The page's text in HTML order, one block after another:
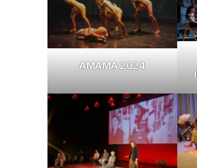
AMAMA 2024